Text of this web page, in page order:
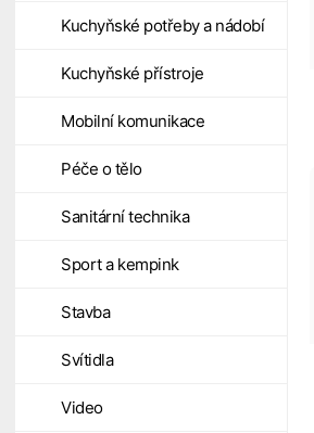
Kuchyňské potřeby a nádobí
Kuchyňské přístroje
Mobilní komunikace
Péče o tělo
Sanitární technika
Sport a kempink
Stavba
Svítidla
Video